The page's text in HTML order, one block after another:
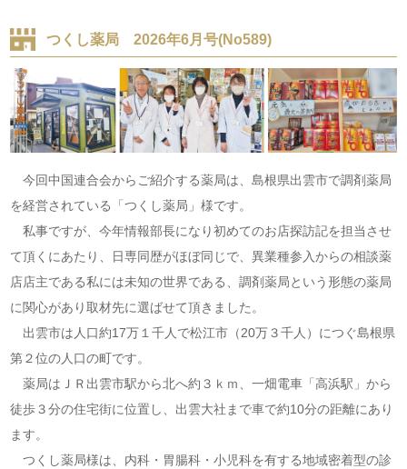
つくし薬局 2026年6月号(No589)
今回中国連合会からご紹介する薬局は、島根県出雲市で調剤薬局
を経営されている「つくし薬局」様です。
私事ですが、今年情報部長になり初めてのお店探訪記を担当させ
て頂くにあたり、日専同歴がほぼ同じで、異業種参入からの相談薬
店店主である私には未知の世界である、調剤薬局という形態の薬局
に関心があり取材先に選ばせて頂きました。
出雲市は人口約17万１千人で松江市（20万３千人）につぐ島根県
第２位の人口の町です。
薬局はＪＲ出雲市駅から北へ約３ｋｍ、一畑電車「高浜駅」から
徒歩３分の住宅街に位置し、出雲大社まで車で約10分の距離にあり
ます。
つくし薬局様は、内科・胃腸科・小児科を有する地域密着型の診